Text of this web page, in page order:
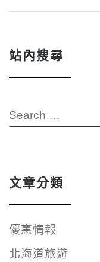
站內搜尋
SEARCH
文章分類
優惠情報
北海道旅遊